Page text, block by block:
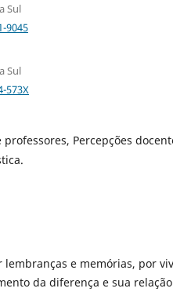
Sul
9045
Sul
573X
professores, Percepções
lembranças e memórias, por
da diferença e sua